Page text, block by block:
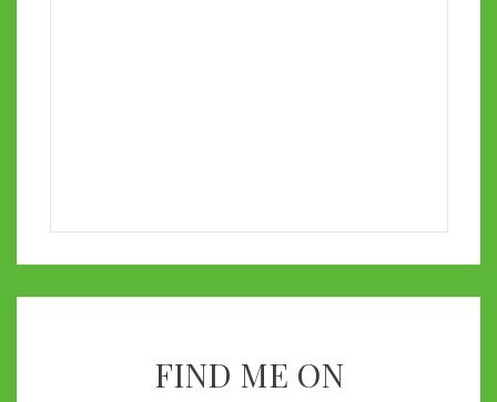
FIND ME ON